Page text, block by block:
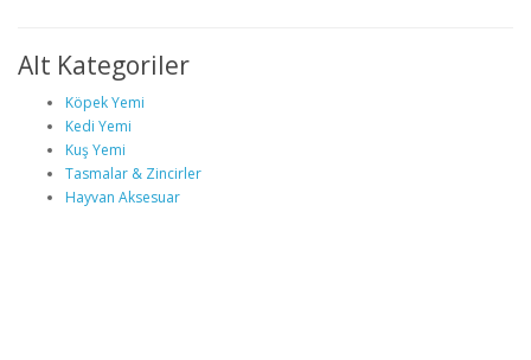
Alt Kategoriler
Köpek Yemi
Kedi Yemi
Kuş Yemi
Tasmalar & Zincirler
Hayvan Aksesuar